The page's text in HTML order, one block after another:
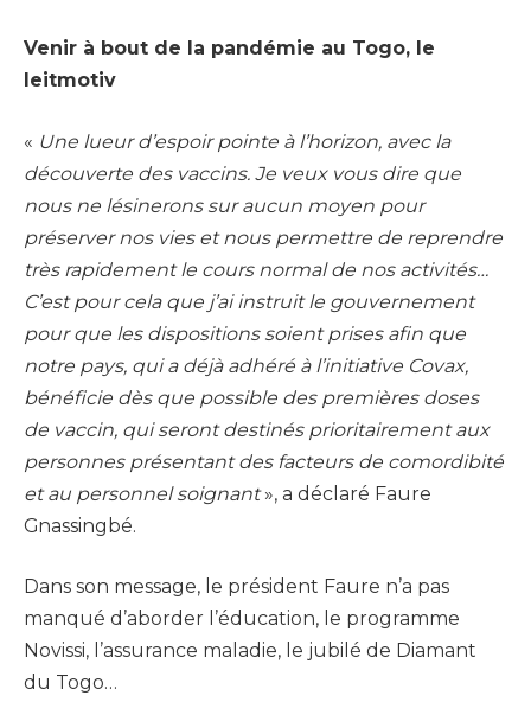
Venir à bout de la pandémie au Togo, le
leitmotiv
« Une lueur d’espoir pointe à l’horizon, avec la
découverte des vaccins. Je veux vous dire que
nous ne lésinerons sur aucun moyen pour
préserver nos vies et nous permettre de reprendre
très rapidement le cours normal de nos activités…
C’est pour cela que j’ai instruit le gouvernement
pour que les dispositions soient prises afin que
notre pays, qui a déjà adhéré à l’initiative Covax,
bénéficie dès que possible des premières doses
de vaccin, qui seront destinés prioritairement aux
personnes présentant des facteurs de comordibité
et au personnel soignant», a déclaré Faure
Gnassingbé.
Dans son message, le président Faure n’a pas
manqué d’aborder l’éducation, le programme
Novissi, l’assurance maladie, le jubilé de Diamant
du Togo…